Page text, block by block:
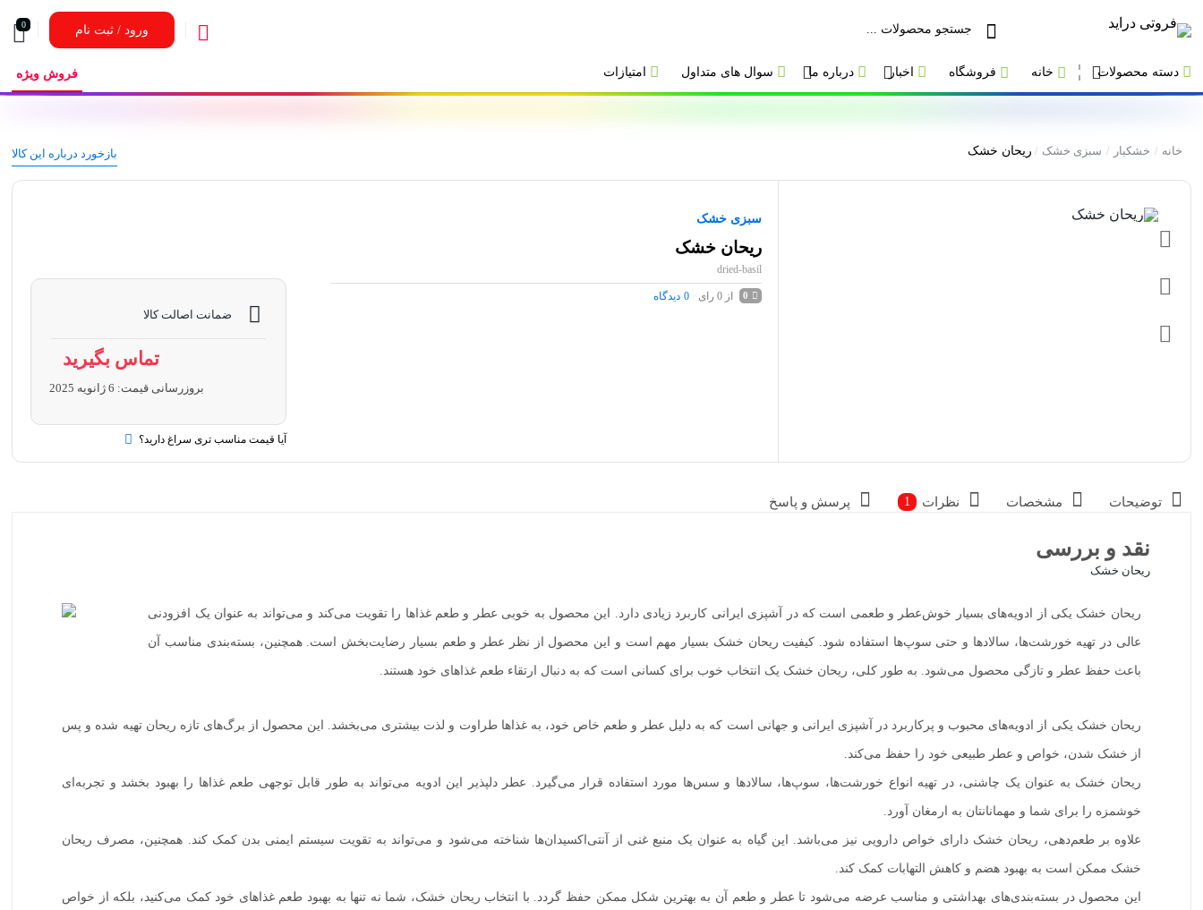
ورود / ثبت نام 0
دسته محصولات خانه فروشگاه اخبار درباره ما سوال های متداول امتیازات فروش ویژه
بازخورد درباره این کالا خانه / خشکبار / سبزی خشک / ریحان خشک
سبزی خشک
ریحان خشک
dried-basil
0 از 0 رای 0 دیدگاه
ضمانت اصالت کالا
تماس بگیرید
بروزرسانی قیمت: 6 ژانویه 2025
آیا قیمت مناسب تری سراغ دارید؟
توضیحات مشخصات نظرات 1 پرسش و پاسخ
نقد و بررسی
ریحان خشک
ریحان خشک یکی از ادویه‌های بسیار خوش‌عطر و طعمی است که در آشپزی ایرانی کاربرد زیادی دارد. این محصول به خوبی عطر و طعم غذاها را تقویت می‌کند و می‌تواند به عنوان یک افزودنی
عالی در تهیه خورشت‌ها، سالادها و حتی سوپ‌ها استفاده شود. کیفیت ریحان خشک بسیار مهم است و این محصول از نظر عطر و طعم بسیار رضایت‌بخش است. همچنین، بسته‌بندی مناسب آن
باعث حفظ عطر و تازگی محصول می‌شود. به طور کلی، ریحان خشک یک انتخاب خوب برای کسانی است که به دنبال ارتقاء طعم غذاهای خود هستند.
ریحان خشک یکی از ادویه‌های محبوب و پرکاربرد در آشپزی ایرانی و جهانی است که به دلیل عطر و طعم خاص خود، به غذاها طراوت و لذت بیشتری می‌بخشد. این محصول از برگ‌های تازه ریحان تهیه شده و پس
از خشک شدن، خواص و عطر طبیعی خود را حفظ می‌کند.
ریحان خشک به عنوان یک چاشنی، در تهیه انواع خورشت‌ها، سوپ‌ها، سالادها و سس‌ها مورد استفاده قرار می‌گیرد. عطر دلپذیر این ادویه می‌تواند به طور قابل توجهی طعم غذاها را بهبود بخشد و تجربه‌ای
خوشمزه را برای شما و مهمانانتان به ارمغان آورد.
علاوه بر طعم‌دهی، ریحان خشک دارای خواص دارویی نیز می‌باشد. این گیاه به عنوان یک منبع غنی از آنتی‌اکسیدان‌ها شناخته می‌شود و می‌تواند به تقویت سیستم ایمنی بدن کمک کند. همچنین، مصرف ریحان
خشک ممکن است به بهبود هضم و کاهش التهابات کمک کند.
این محصول در بسته‌بندی‌های بهداشتی و مناسب عرضه می‌شود تا عطر و طعم آن به بهترین شکل ممکن حفظ گردد. با انتخاب ریحان خشک، شما نه تنها به بهبود طعم غذاهای خود کمک می‌کنید، بلکه از خواص